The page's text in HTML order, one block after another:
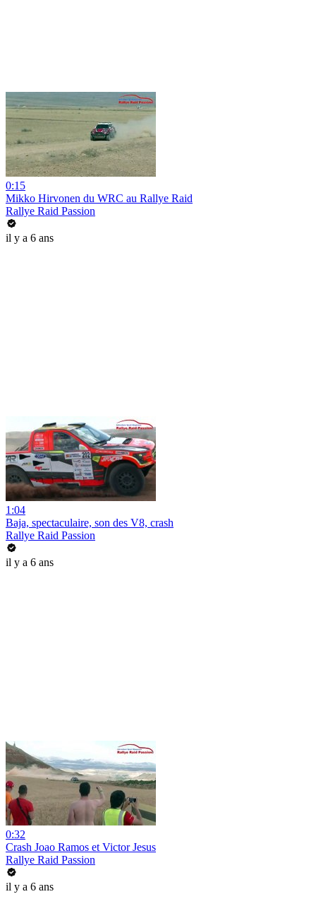
0:15
Mikko Hirvonen du WRC au Rallye Raid
Rallye Raid Passion
il y a 6 ans
1:04
Baja, spectaculaire, son des V8, crash
Rallye Raid Passion
il y a 6 ans
0:32
Crash Joao Ramos et Victor Jesus
Rallye Raid Passion
il y a 6 ans